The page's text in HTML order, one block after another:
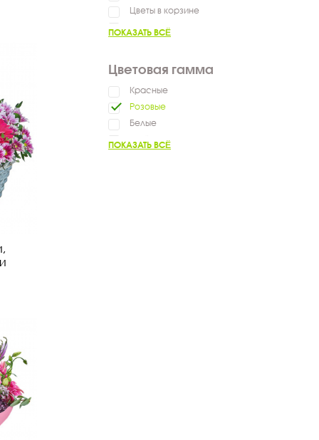
Цветы в корзине
Цветы в коробке
ПОКАЗАТЬ ВСЁ
Цветовая гамма
Красные
Розовые
Белые
ПОКАЗАТЬ ВСЁ